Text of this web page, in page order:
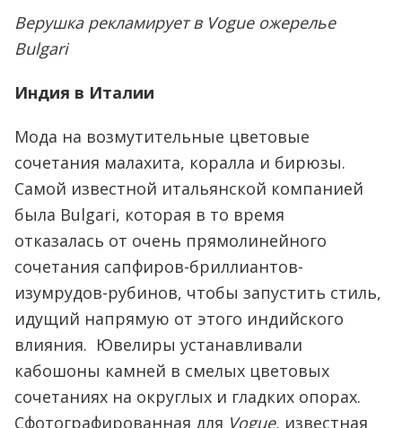
Верушка рекламирует в Vogue ожерелье
Bulgari
Индия в Италии
Мода на возмутительные цветовые
сочетания малахита, коралла и бирюзы.
Самой известной итальянской компанией
была Bulgari, которая в то время
отказалась от очень прямолинейного
сочетания сапфиров-бриллиантов-
изумрудов-рубинов, чтобы запустить стиль,
идущий напрямую от этого индийского
влияния. Ювелиры устанавливали
кабошоны камней в смелых цветовых
сочетаниях на округлых и гладких опорах.
Сфотографированная для Vogue, известная